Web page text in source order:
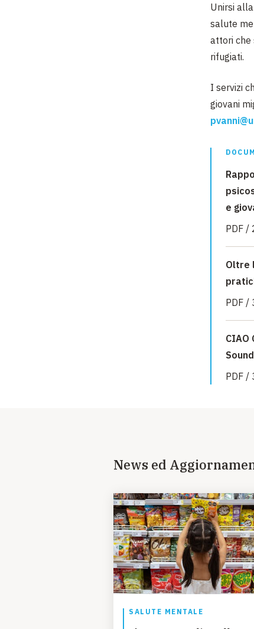
Unirsi
salute
attori che
rifugiati.
I servizi
giovani
e
PDF /
Oltre
PDF /
CIAO
PDF /
News ed
SALUTE MENTALE